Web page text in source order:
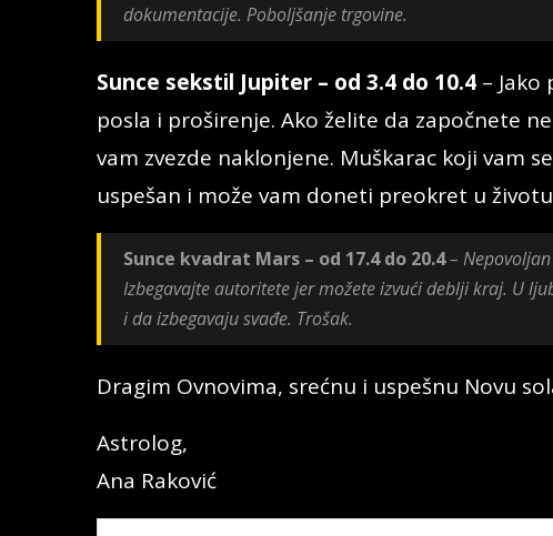
dokumentacije. Poboljšanje trgovine.
Sunce sekstil Jupiter – od 3.4 do 10.4 –
posla i proširenje. Ako želite da započnete
vam zvezde naklonjene. Muškarac koji vam
uspešan i može vam doneti preokret u
Sunce kvadrat Mars – od 17.4 do 20.4–
Izbegavajte autoritete jer možete izvući deblji kraj. U
i da izbegavaju svađe. Trošak.
Dragim Ovnovima, srećnu i uspešnu Novu
Astrolog,
Ana Raković